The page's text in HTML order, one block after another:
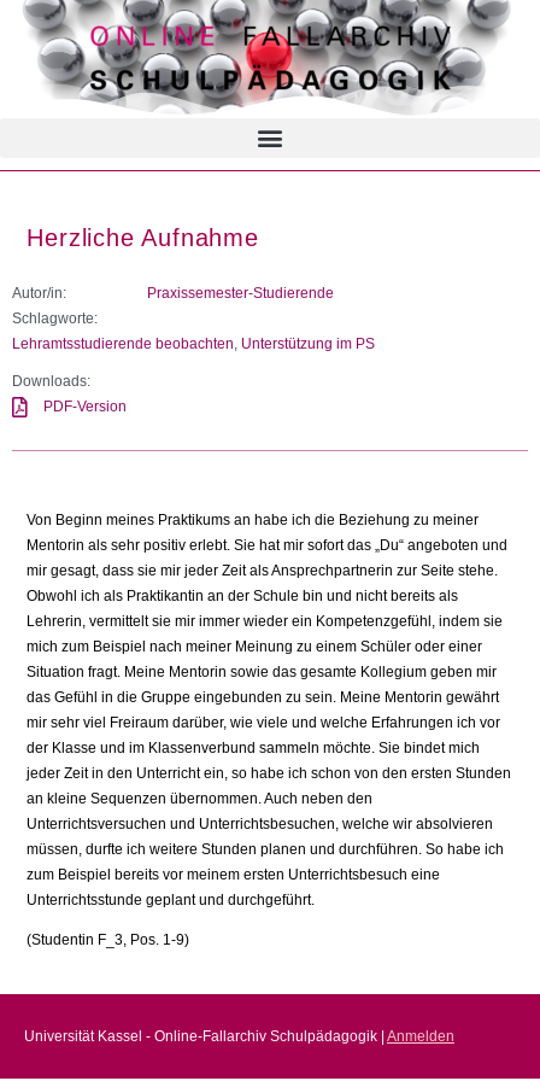
Herzliche Aufnahme
Autor/in:
Praxissemester-Studierende
Schlagworte:
Lehramtsstudierende beobachten Unterstützung im PS
Downloads:
PDF-Version
Von Beginn meines Praktikums an habe ich die Beziehung zu meiner
Mentorin als sehr positiv erlebt. Sie hat mir sofort das „Du“ angeboten und
mir gesagt, dass sie mir jeder Zeit als Ansprechpartnerin zur Seite stehe.
Obwohl ich als Praktikantin an der Schule bin und nicht bereits als
Lehrerin, vermittelt sie mir immer wieder ein Kompetenzgefühl, indem sie
mich zum Beispiel nach meiner Meinung zu einem Schüler oder einer
Situation fragt. Meine Mentorin sowie das gesamte Kollegium geben mir
das Gefühl in die Gruppe eingebunden zu sein. Meine Mentorin gewährt
mir sehr viel Freiraum darüber, wie viele und welche Erfahrungen ich vor
der Klasse und im Klassenverbund sammeln möchte. Sie bindet mich
jeder Zeit in den Unterricht ein, so habe ich schon von den ersten Stunden
an kleine Sequenzen übernommen. Auch neben den
Unterrichtsversuchen und Unterrichtsbesuchen, welche wir absolvieren
müssen, durfte ich weitere Stunden planen und durchführen. So habe ich
zum Beispiel bereits vor meinem ersten Unterrichtsbesuch eine
Unterrichtsstunde geplant und durchgeführt.
(Studentin F_3, Pos. 1-9)
Universität Kassel - Online-Fallarchiv Schulpädagogik | Anmelden